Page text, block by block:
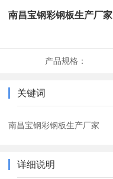
南昌宝钢彩钢板生产厂家
产品规格：
关键词
南昌宝钢彩钢板生产厂家
详细说明